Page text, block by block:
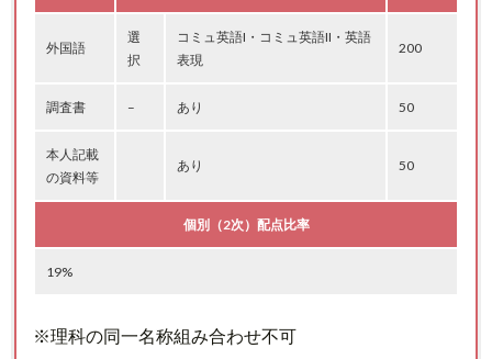
外国語
選
択
コミュ英語I・コミュ英語II・英語
表現
200
調査書 – あり 50
本人記載
の資料等
あり 50
個別（2次）配点比率
19%
※理科の同一名称組み合わせ不可